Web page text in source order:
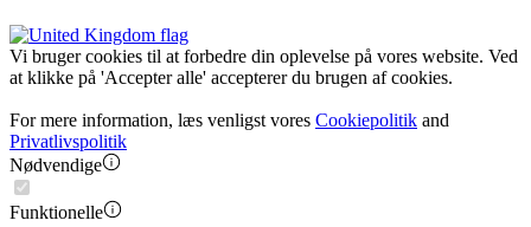
Vi bruger cookies til at forbedre din oplevelse på vores website. Ved
at klikke på 'Accepter alle' accepterer du brugen af cookies.
For mere information, læs venligst vores Cookiepolitik and
Privatlivspolitik
Nødvendige
Funktionelle